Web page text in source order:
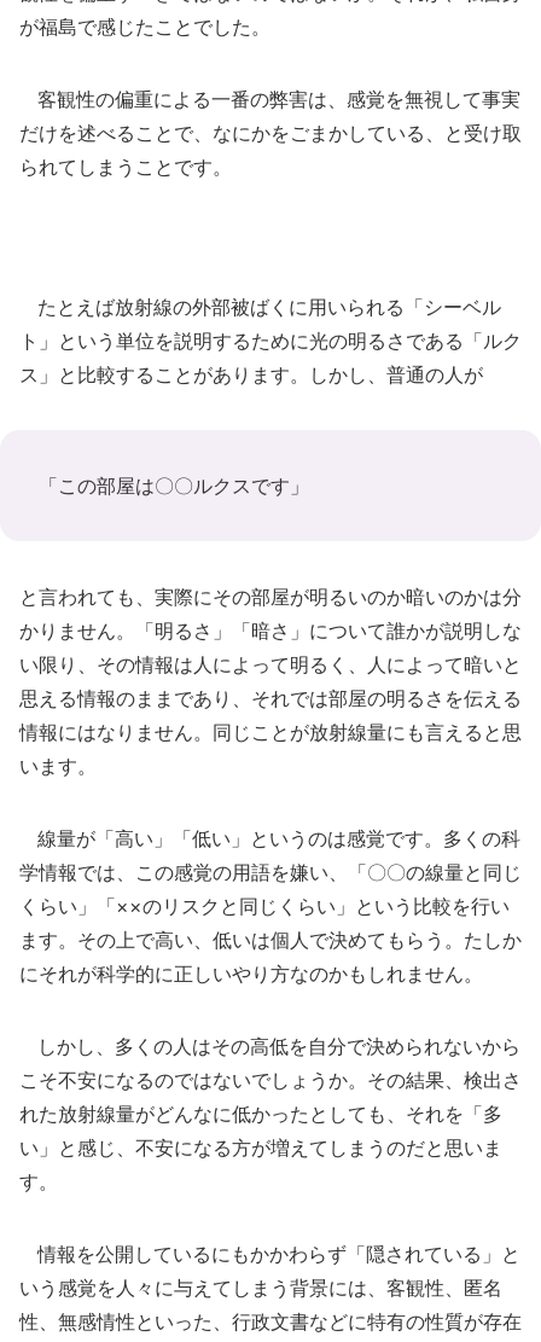
が福島で感じたことでした。
客観性の偏重による一番の弊害は、感覚を無視して事実
だけを述べることで、なにかをごまかしている、と受け取
られてしまうことです。
たとえば放射線の外部被ばくに用いられる「シーベル
ト」という単位を説明するために光の明るさである「ルク
ス」と比較することがあります。しかし、普通の人が
「この部屋は〇〇ルクスです」
と言われても、実際にその部屋が明るいのか暗いのかは分
かりません。「明るさ」「暗さ」について誰かが説明しな
い限り、その情報は人によって明るく、人によって暗いと
思える情報のままであり、それでは部屋の明るさを伝える
情報にはなりません。同じことが放射線量にも言えると思
います。
線量が「高い」「低い」というのは感覚です。多くの科
学情報では、この感覚の用語を嫌い、「〇〇の線量と同じ
くらい」「××のリスクと同じくらい」という比較を行い
ます。その上で高い、低いは個人で決めてもらう。たしか
にそれが科学的に正しいやり方なのかもしれません。
しかし、多くの人はその高低を自分で決められないから
こそ不安になるのではないでしょうか。その結果、検出さ
れた放射線量がどんなに低かったとしても、それを「多
い」と感じ、不安になる方が増えてしまうのだと思いま
す。
情報を公開しているにもかかわらず「隠されている」と
いう感覚を人々に与えてしまう背景には、客観性、匿名
性、無感情性といった、行政文書などに特有の性質が存在